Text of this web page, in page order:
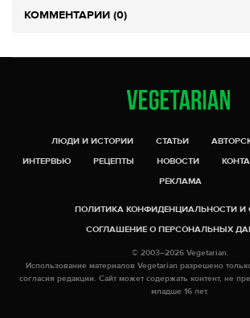
КОММЕНТАРИИ (0)
ЛЮДИ И ИСТОРИИ СТАТЬИ
ИНТЕРВЬЮ
РЕЦЕПТЫ НОВОСТИ
РЕКЛАМА
ПОЛИТИКА КОНФИДЕНЦИАЛЬНОСТИ И
СОГЛАШЕНИЕ О ПЕРСОНАЛЬНЫХ
© 2003–2026 Vegetarian.
Использование материалов Vegetarian разрешено
согласия редакции. Сайт может содержать контент, не
младше 16 лет.